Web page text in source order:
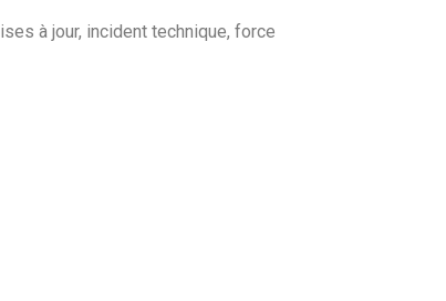
à jour, incident technique, force